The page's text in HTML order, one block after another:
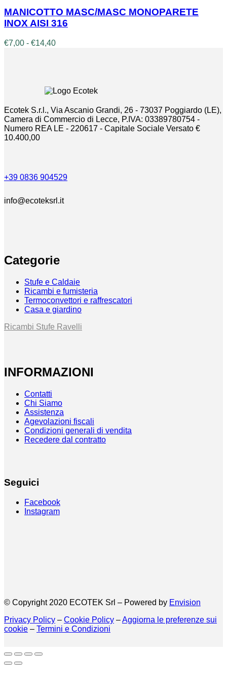
prodotto
ha
più
varianti.
Le
opzioni
pagina
prodotto
MANICOTTO MASC/MASC MONOPARETE
INOX AISI 316
€7,00 - €14,40Fascia
a
€14,40
Ecotek S.r.l., Via Ascanio Grandi, 26 - 73037 Poggiardo (LE),
Camera di Commercio di Lecce, P.IVA: 03389780754 -
Numero REA LE - 220617 - Capitale Sociale Versato €
10.400,00
+39 0836 904529
info@ecoteksrl.it
Categorie
Stufe e Caldaie
Ricambi e fumisteria
Termoconvettori e raffrescatori
Casa e giardino
Ricambi Stufe Ravelli
INFORMAZIONI
Contatti
Chi Siamo
Assistenza
Agevolazioni fiscali
Condizioni generali di vendita
Recedere dal contratto
Seguici
Facebook
Instagram
© Copyright 2020 ECOTEK Srl – Powered by Envision
Privacy Policy – Cookie Policy –Aggiorna le preferenze sui
cookie – Termini e Condizioni